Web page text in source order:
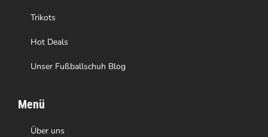
Trikots
Hot Deals
Unser Fußballschuh Blog
Menü
Über uns